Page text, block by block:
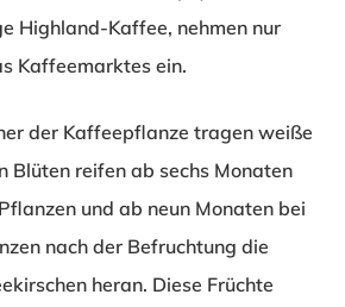
Highland-Kaffee, nehmen nur
Kaffeemarktes ein.
der Kaffeepflanze tragen weiße
Blüten reifen ab sechs Monaten
und ab neun Monaten bei
nach der Befruchtung die
heran. Diese Früchte